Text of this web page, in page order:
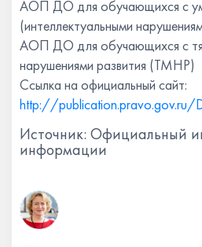
АОП ДО для обучающихся с
(интеллектуальными
АОП ДО для обучающихся с
нарушениями развития (ТМНР)
Ссылка на официальный сайт:
http://
Источник: Официальный
информации